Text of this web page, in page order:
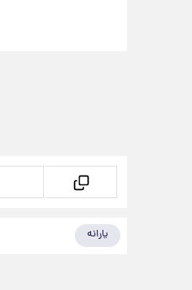
یارانه